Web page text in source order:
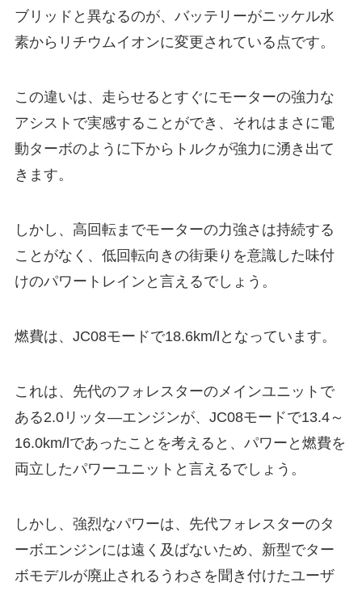
ブリッドと異なるのが、バッテリーがニッケル水
素からリチウムイオンに変更されている点です。
この違いは、走らせるとすぐにモーターの強力な
アシストで実感することができ、それはまさに電
動ターボのように下からトルクが強力に湧き出て
きます。
しかし、高回転までモーターの力強さは持続する
ことがなく、低回転向きの街乗りを意識した味付
けのパワートレインと言えるでしょう。
燃費は、JC08モードで18.6km/lとなっています。
これは、先代のフォレスターのメインユニットで
ある2.0リッタ―エンジンが、JC08モードで13.4～
16.0km/lであったことを考えると、パワーと燃費を
両立したパワーユニットと言えるでしょう。
しかし、強烈なパワーは、先代フォレスターのタ
ーボエンジンには遠く及ばないため、新型でター
ボモデルが廃止されるうわさを聞き付けたユーザ